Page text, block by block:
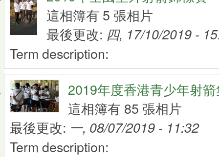
這相簿有 5 張相片
最後更改: 四, 17/10/2019 -
Term description:
2019年度香港青少年射
這相簿有 85 張相片
最後更改: 一, 08/07/2019 - 11:32
Term description: